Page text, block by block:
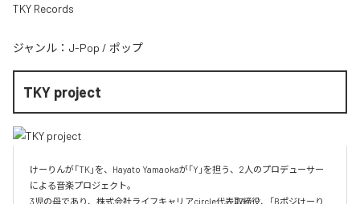
TKY Records
ジャンル： J-Pop / ポップ
TKY project
けーりんが「TK」を、Hayato Yamaokaが「Y」を担う、2人のプロデューサー
による音楽プロジェクト。
3児の母であり、株式会社ライフキャリアcircle代表取締役、「Bポジけーり